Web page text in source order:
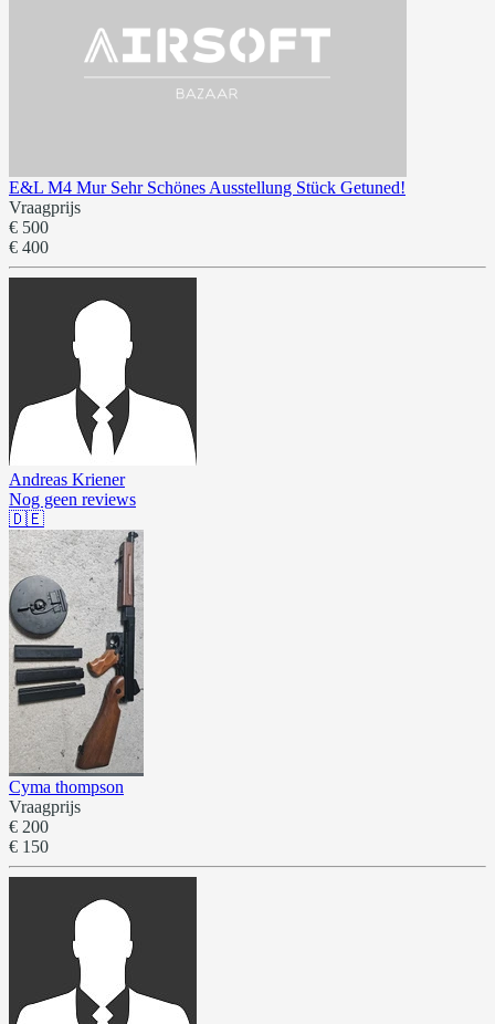
E&L M4 Mur Sehr Schönes Ausstellung Stück Getuned!
Vraagprijs
€ 500
€ 400
Andreas Kriener
Nog geen reviews
🇩🇪
Cyma thompson
Vraagprijs
€ 200
€ 150